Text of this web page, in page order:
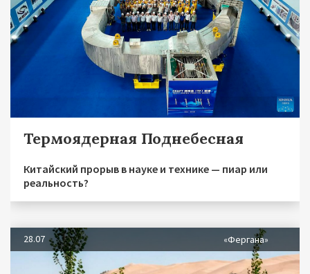
Термоядерная Поднебесная
Китайский прорыв в науке и технике — пиар или
реальность?
28.07 «Фергана»